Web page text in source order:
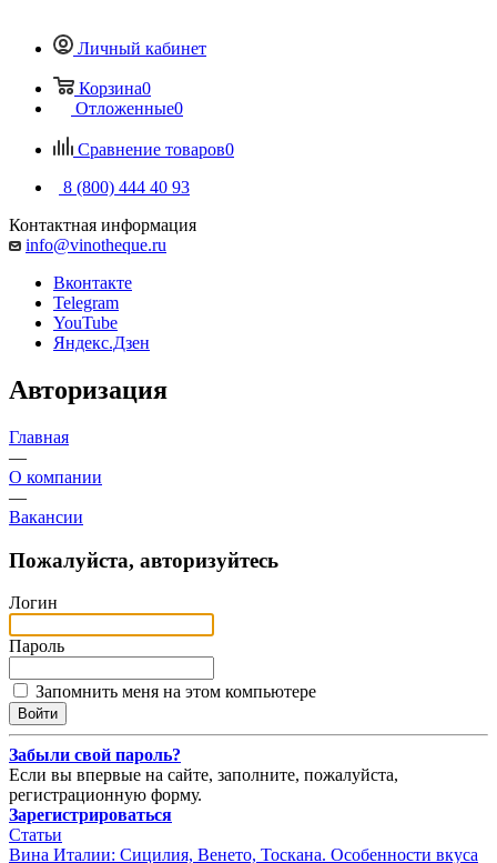
Личный кабинет
Корзина0
Отложенные0
Сравнение товаров0
8 (800) 444 40 93
Контактная информация
info@vinotheque.ru
Вконтакте
Telegram
YouTube
Яндекс.Дзен
Авторизация
Главная
—
О компании
—
Вакансии
Пожалуйста, авторизуйтесь
Логин
Пароль
Запомнить меня на этом компьютере
Забыли свой пароль?
Если вы впервые на сайте, заполните, пожалуйста,
регистрационную форму.
Зарегистрироваться
Статьи
Вина Италии: Сицилия, Венето, Тоскана. Особенности вкуса